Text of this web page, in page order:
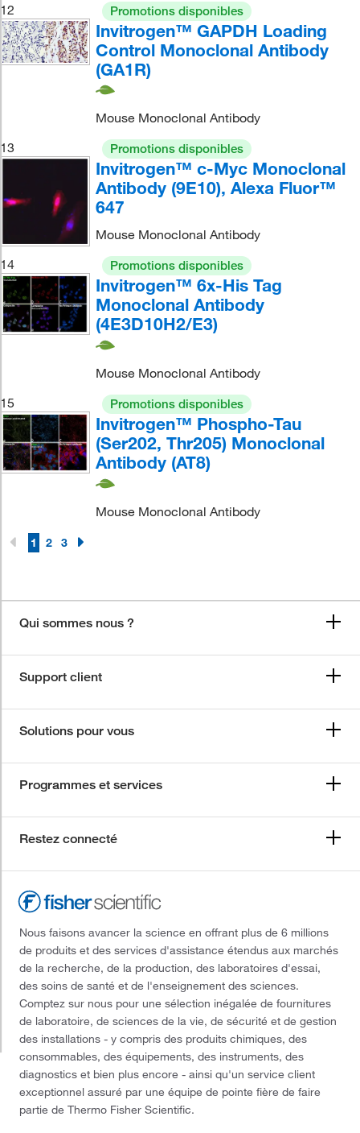
12
Promotions disponibles
Invitrogen™ GAPDH Loading
Control Monoclonal Antibody
(GA1R)
Mouse Monoclonal Antibody
13
Promotions disponibles
Invitrogen™ c-Myc Monoclonal
Antibody (9E10), Alexa Fluor™
647
Mouse Monoclonal Antibody
14
Promotions disponibles
Invitrogen™ 6x-His Tag
Monoclonal Antibody
(4E3D10H2/E3)
Mouse Monoclonal Antibody
15
Promotions disponibles
Invitrogen™ Phospho-Tau
(Ser202, Thr205) Monoclonal
Antibody (AT8)
Mouse Monoclonal Antibody
1 2 3
Qui sommes nous ?
Support client
Solutions pour vous
Programmes et services
Restez connecté
Nous faisons avancer la science en offrant plus de 6 millions
de produits et des services d'assistance étendus aux marchés
de la recherche, de la production, des laboratoires d'essai,
des soins de santé et de l'enseignement des sciences.
Comptez sur nous pour une sélection inégalée de fournitures
de laboratoire, de sciences de la vie, de sécurité et de gestion
des installations - y compris des produits chimiques, des
consommables, des équipements, des instruments, des
diagnostics et bien plus encore - ainsi qu'un service client
exceptionnel assuré par une équipe de pointe fière de faire
partie de Thermo Fisher Scientific.